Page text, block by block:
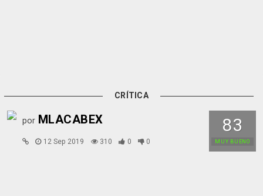
CRÍTICA
83
MUY BUENO
por MLACABEX
12 Sep 2019 310 0 0